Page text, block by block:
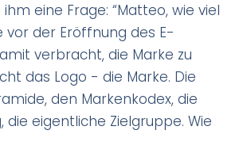
eine Frage: “Matteo, wie viel
vor der Eröffnung des E-
verbracht, die Marke zu
das Logo - die Marke. Die
den Markenkodex, die
die eigentliche Zielgruppe. Wie